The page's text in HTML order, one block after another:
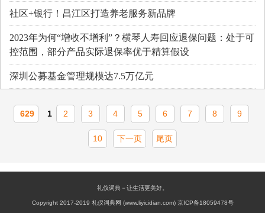
社区+银行！昌江区打造养老服务新品牌
2023年为何“增收不增利”？横琴人寿回应退保问题：处于可
控范围，部分产品实际退保率优于精算假设
深圳公募基金管理规模达7.5万亿元
629 1 2 3 4 5 6 7 8 9
10 下一页 尾页
礼仪词典－让生活更美好。
Copyright 2017-2019 礼仪词典网 (www.liyicidian.com) 京ICP备18059478号